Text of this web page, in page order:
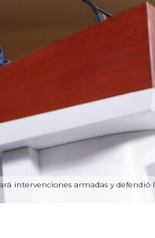
intervenciones armadas y